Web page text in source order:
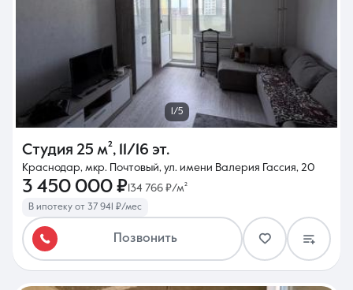
1/5
Студия 25 м², 11/16 эт.
Краснодар, мкр. Почтовый, ул. имени Валерия Гассия, 20
3 450 000 ₽134 766 ₽/м²
В ипотеку от 37 941 ₽/мес
Позвонить